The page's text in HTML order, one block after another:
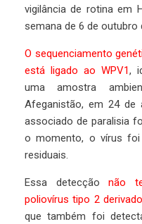
vigilância de rotina em
semana de 6 de outubro
O sequenciamento
está ligado ao WPV1,
uma amostra
Afeganistão, em 24 de
associado de paralisia
o momento, o vírus foi
residuais.
Essa detecçãonão
poliovírus tipo 2
que também foi